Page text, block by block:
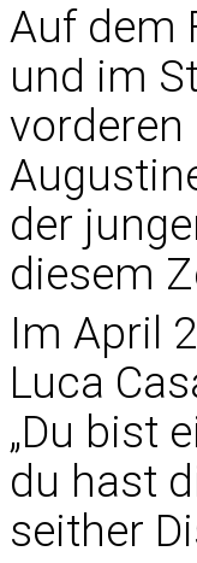
Auf dem
und im
vorderen
der
diesem
Im April
Luca
„Du bist
du hast
seither